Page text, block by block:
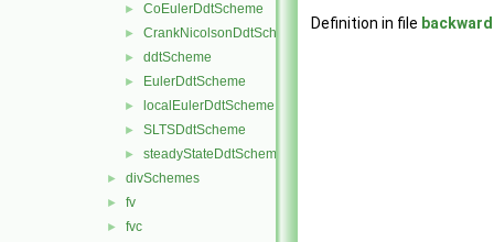
► CoEulerDdtScheme
► CrankNicolsonDdtScheme
► ddtScheme
► EulerDdtScheme
► localEulerDdtScheme
► SLTSDdtScheme
► steadyStateDdtScheme
► divSchemes
► fv
► fvc
Definition in file